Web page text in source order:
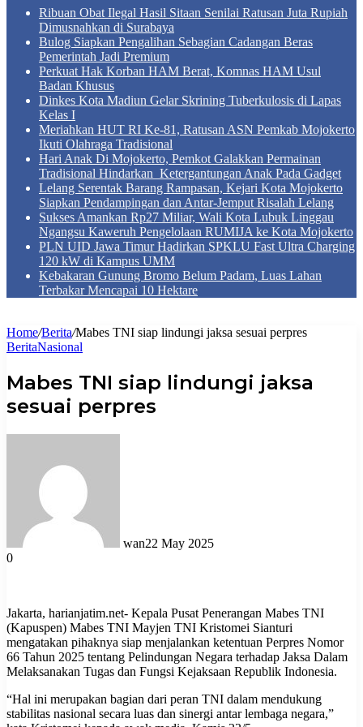
Ribuan Obat Ilegal Hasil Sitaan Senilai Ratusan Juta Rupiah
Dimusnahkan di Surabaya
Bulog Siapkan Pengalihan Sebagian Cadangan Beras
Pemerintah Jadi Premium
Perkuat Hak Korban HAM Berat, Komnas HAM Usul
Badan Khusus
Dinkes Kota Madiun Gelar Skrining Tuberkulosis di Lapas
Kelas I
Meriahkan HUT RI Ke-81, Ratusan ASN Pemkab Mojokerto
Ikuti Olahraga Tradisional
Hari Anak Di Mojokerto, Pemkot Galakkan Permainan
Tradisional Hindarkan Ketergantungan Anak Pada Gadget
Lelang Serentak Barang Rampasan, Kejari Kota Mojokerto
Siapkan Pendampingan dan Antar-Jemput Risalah Lelang
Sukses Amankan Rp27 Miliar, Wali Kota Lubuk Linggau
Ngangsu Kaweruh Pengelolaan RUMIJA ke Kota Mojokerto
PLN UID Jawa Timur Hadirkan SPKLU Fast Ultra Charging
120 kW di Kampus UMM
Kebakaran Gunung Bromo Belum Padam, Luas Lahan
Terbakar Mencapai 10 Hektare
Home/Berita/Mabes TNI siap lindungi jaksa sesuai perpres
BeritaNasional
Mabes TNI siap lindungi jaksa
sesuai perpres
wan22 May 2025
0
Jakarta, harianjatim.net- Kepala Pusat Penerangan Mabes TNI
(Kapuspen) Mabes TNI Mayjen TNI Kristomei Sianturi
mengatakan pihaknya siap menjalankan ketentuan Perpres Nomor
66 Tahun 2025 tentang Pelindungan Negara terhadap Jaksa Dalam
Melaksanakan Tugas dan Fungsi Kejaksaan Republik Indonesia.
“Hal ini merupakan bagian dari peran TNI dalam mendukung
stabilitas nasional secara luas dan sinergi antar lembaga negara,”